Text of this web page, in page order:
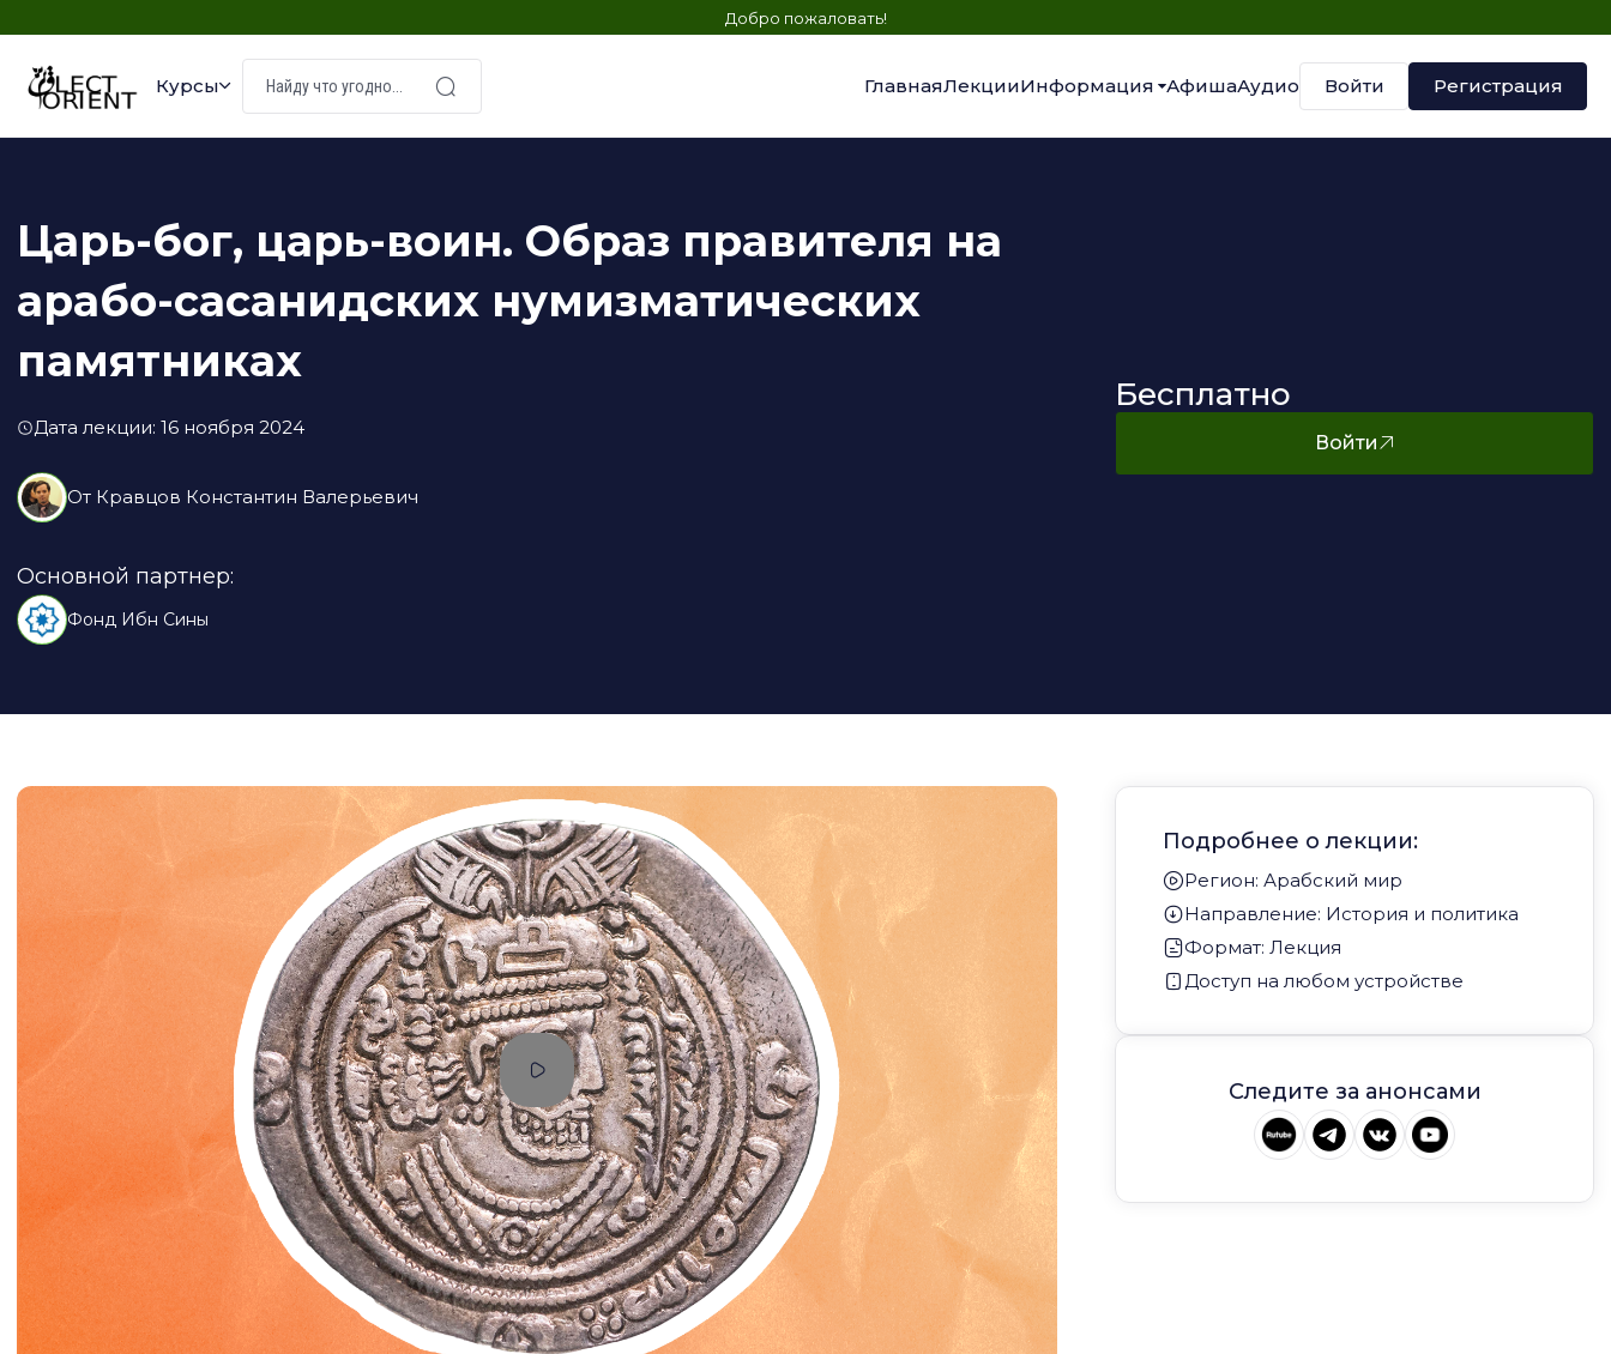
Добро пожаловать!
Курсы ГлавнаяЛекцииИнформация АфишаАудио Войти Регистрация
Царь-бог, царь-воин. Образ правителя на
арабо-сасанидских нумизматических
памятниках
Дата лекции: 16 ноября 2024
От Кравцов Константин Валерьевич
Основной партнер:
Фонд Ибн Сины
Бесплатно
Войти
Подробнее о лекции:
Регион: Арабский мир
Направление: История и политика
Формат: Лекция
Доступ на любом устройстве
Следите за анонсами